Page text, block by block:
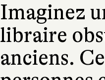
Imaginez
libraire
anciens.